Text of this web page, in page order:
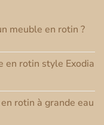
meuble en rotin ?
en rotin style Exodia
rotin à grande eau